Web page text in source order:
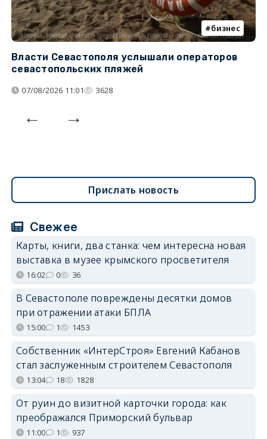
бизнес
Власти Севастополя услышали операторов
севастопольских пляжей
07/08/2026 11:01 3628
Прислать новость
Свежее
Карты, книги, два станка: чем интересна новая
выставка в музее крымского просветителя
16:02 0 36
В Севастополе повреждены десятки домов
при отражении атаки БПЛА
15:00 1 1453
Собственник «ИнтерСтроя» Евгений Кабанов
стал заслуженным строителем Севастополя
13:04 18 1828
От руин до визитной карточки города: как
преображался Приморский бульвар
11:00 1 937